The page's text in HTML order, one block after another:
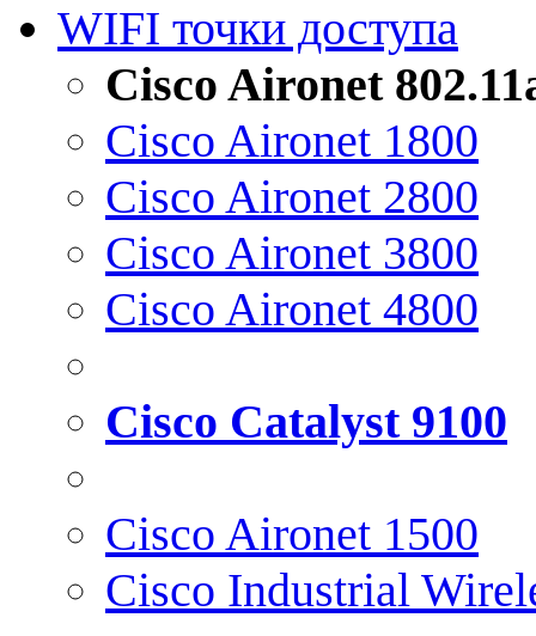
WIFI точки доступа
Cisco Aironet
Cisco Aironet 1800
Cisco Aironet 2800
Cisco Aironet 3800
Cisco Aironet 4800
Cisco Catalyst 9100
Cisco Aironet 1500
Cisco Industrial